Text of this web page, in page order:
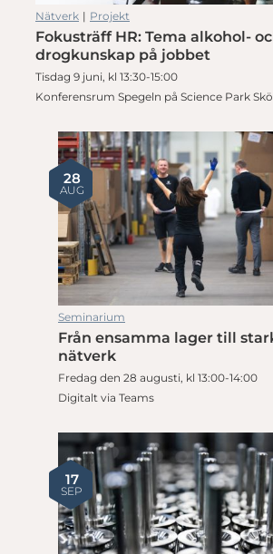
Nätverk | Projekt
Fokusträff HR: Tema alkohol-
drogkunskap på jobbet
Tisdag 9 juni, kl 13:30-15:00
Konferensrum Spegeln på Science Park
28
AUG
Seminarium
Från ensamma lager till
nätverk
Fredag den 28 augusti, kl 13:00-14:00
Digitalt via Teams
17
SEP